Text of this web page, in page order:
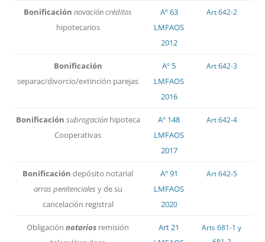
Bonificación novación créditos
hipotecarios
Aº 63
LMFAOS
2012
Art 642-2
Bonificación
separac/divorcio/extinción parejas
Aº 5
LMFAOS
2016
Art 642-3
Bonificación subrogaciónhipoteca
Cooperativas
Aº 148
LMFAOS
2017
Art 642-4
Bonificación depósito notarial
arras penitenciales y de su
cancelación registral
Aº 91
LMFAOS
2020
Art 642-5
Obligación notarios remisión
Art 21
Arts 681-1 y